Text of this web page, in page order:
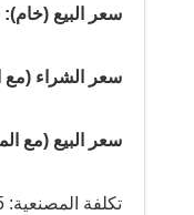
سعر البيع (خام): 1,854.70 ليرة تركية
سعر الشراء (مع المصنعية):
سعر البيع (مع المصنعية):
تكلفة المصنعية: 144.05 ليرة تركية